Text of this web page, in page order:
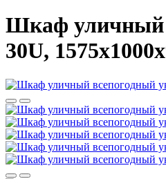
Шкаф уличный
30U,